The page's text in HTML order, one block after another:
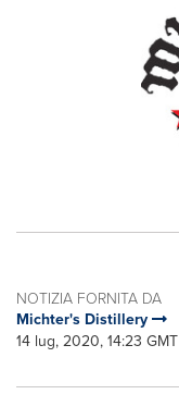
NOTIZIA FORNITA DA
Michter's Distillery
14 lug, 2020, 14:23 GMT